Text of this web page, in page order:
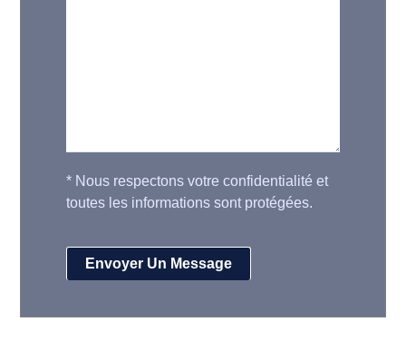
* Nous respectons votre confidentialité et
toutes les informations sont protégées.